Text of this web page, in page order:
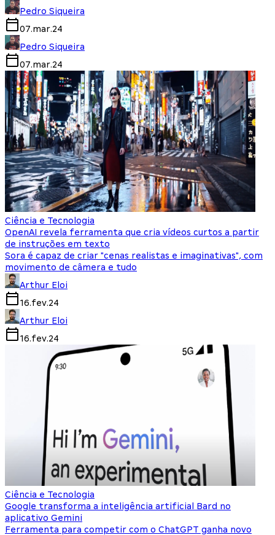
Pedro Siqueira
07.mar.24
Pedro Siqueira
07.mar.24
Ciência e Tecnologia
OpenAI revela ferramenta que cria vídeos curtos a partir
de instruções em texto
Sora é capaz de criar "cenas realistas e imaginativas", com
movimento de câmera e tudo
Arthur Eloi
16.fev.24
Arthur Eloi
16.fev.24
Ciência e Tecnologia
Google transforma a inteligência artificial Bard no
aplicativo Gemini
Ferramenta para competir com o ChatGPT ganha novo